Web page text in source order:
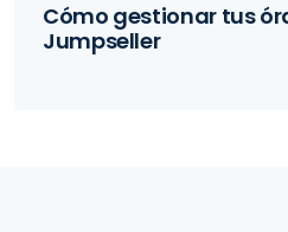
Cómo gestionar tus
Jumpseller